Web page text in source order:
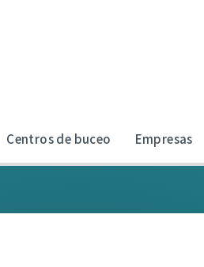
Centros de buceo Empresas